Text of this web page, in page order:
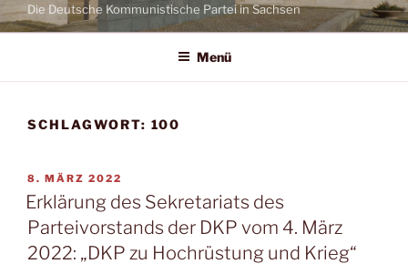
Die Deutsche Kommunistische Partei in Sachsen
Menü
SCHLAGWORT: 100
8. MÄRZ 2022
Erklärung des Sekretariats des
Parteivorstands der DKP vom 4. März
2022: „DKP zu Hochrüstung und Krieg“